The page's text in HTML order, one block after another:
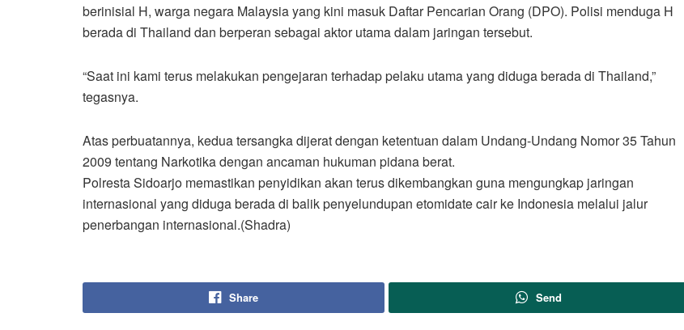
berinisial H, warga negara Malaysia yang kini masuk Daftar Pencarian Orang (DPO). Polisi menduga H
berada di Thailand dan berperan sebagai aktor utama dalam jaringan tersebut.
“Saat ini kami terus melakukan pengejaran terhadap pelaku utama yang diduga berada di Thailand,”
tegasnya.
Atas perbuatannya, kedua tersangka dijerat dengan ketentuan dalam Undang-Undang Nomor 35 Tahun
2009 tentang Narkotika dengan ancaman hukuman pidana berat.
Polresta Sidoarjo memastikan penyidikan akan terus dikembangkan guna mengungkap jaringan
internasional yang diduga berada di balik penyelundupan etomidate cair ke Indonesia melalui jalur
penerbangan internasional.(Shadra)
Share Send